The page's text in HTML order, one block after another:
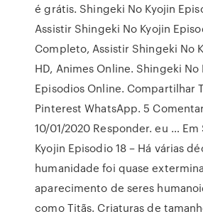
é grátis. Shingeki No Kyojin
Assistir Shingeki No Kyojin
Completo, Assistir Shingeki No
HD, Animes Online. Shingeki No
Episodios Online. Compartilhar
Pinterest WhatsApp. 5
10/01/2020 Responder. eu …
Kyojin Episodio 18 – Há várias
humanidade foi quase
aparecimento de seres
como Titãs. Criaturas de